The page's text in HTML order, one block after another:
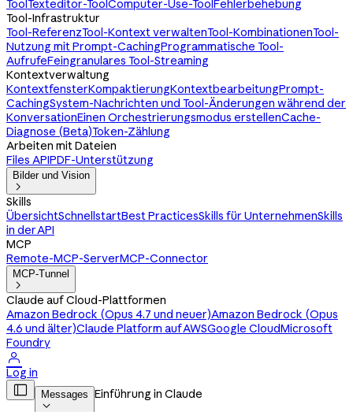
ToolTexteditor-ToolComputer-Use-ToolFehlerbehebung
Tool-Infrastruktur
Tool-ReferenzTool-Kontext verwaltenTool-KombinationenTool-
Nutzung mit Prompt-CachingProgrammatische Tool-
AufrufeFeingranulares Tool-Streaming
Kontextverwaltung
KontextfensterKompaktierungKontextbearbeitungPrompt-
CachingSystem-Nachrichten und Tool-Änderungen während der
KonversationEinen Orchestrierungsmodus erstellenCache-
Diagnose (Beta)Token-Zählung
Arbeiten mit Dateien
Files APIPDF-Unterstützung
Bilder und Vision

Skills
ÜbersichtSchnellstartBest PracticesSkills für UnternehmenSkills
in der API
MCP
Remote-MCP-ServerMCP-Connector
MCP-Tunnel

Claude auf Cloud-Plattformen
Amazon Bedrock (Opus 4.7 und neuer)Amazon Bedrock (Opus
4.6 und älter)Claude Platform auf AWSGoogle CloudMicrosoft
Foundry

Log in
 Messages

Einführung in Claude